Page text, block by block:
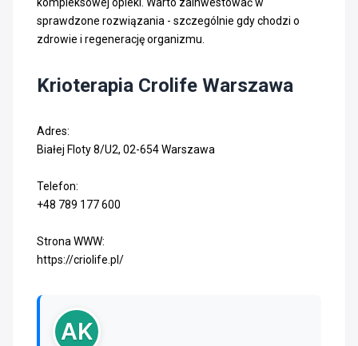
sprawdzone rozwiązania - szczególnie gdy chodzi o
zdrowie i regenerację organizmu.
Krioterapia Crolife Warszawa
Adres:
Białej Floty 8/U2, 02-654 Warszawa
Telefon:
+48 789 177 600
Strona WWW:
https://criolife.pl/
AK